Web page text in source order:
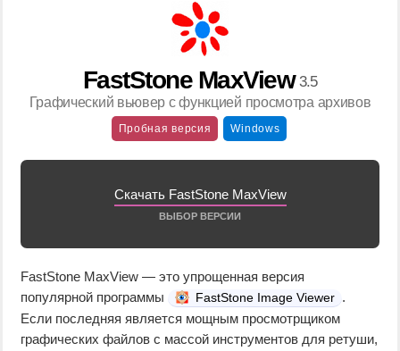
FastStone MaxView 3.5
Графический вьювер с функцией просмотра архивов
Пробная версия Windows
Скачать FastStone MaxView
ВЫБОР ВЕРСИИ
FastStone MaxView — это упрощенная версия
популярной программы
FastStone Image Viewer .
Если последняя является мощным просмотрщиком
графических файлов с массой инструментов для ретуши,